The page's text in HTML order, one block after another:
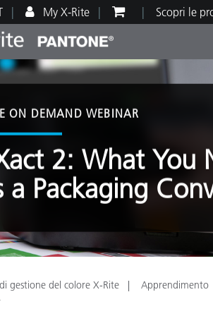
My X-Rite Scopri le
prodotti
e Packaging
tecnico
didattiche
ON DEMAND WEBINAR
2: What You
a Packaging
gestione del colore X-Rite Apprendimento